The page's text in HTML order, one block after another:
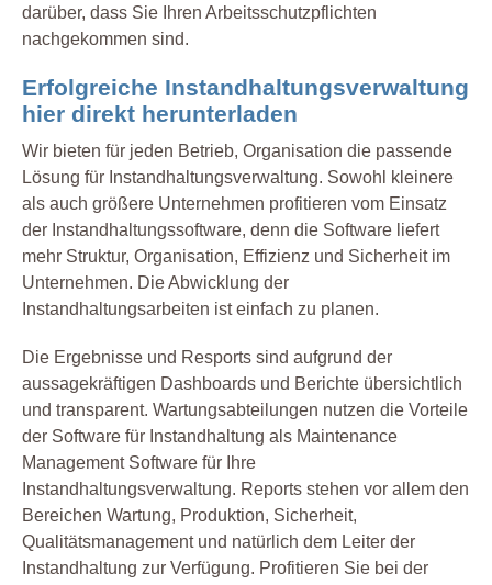
darüber, dass Sie Ihren Arbeitsschutzpflichten
nachgekommen sind.
Erfolgreiche Instandhaltungsverwaltung
hier direkt herunterladen
Wir bieten für jeden Betrieb, Organisation die passende
Lösung für Instandhaltungsverwaltung. Sowohl kleinere
als auch größere Unternehmen profitieren vom Einsatz
der Instandhaltungssoftware, denn die Software liefert
mehr Struktur, Organisation, Effizienz und Sicherheit im
Unternehmen. Die Abwicklung der
Instandhaltungsarbeiten ist einfach zu planen.
Die Ergebnisse und Resports sind aufgrund der
aussagekräftigen Dashboards und Berichte übersichtlich
und transparent. Wartungsabteilungen nutzen die Vorteile
der Software für Instandhaltung als Maintenance
Management Software für Ihre
Instandhaltungsverwaltung. Reports stehen vor allem den
Bereichen Wartung, Produktion, Sicherheit,
Qualitätsmanagement und natürlich dem Leiter der
Instandhaltung zur Verfügung. Profitieren Sie bei der